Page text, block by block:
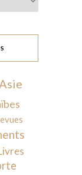
Asie